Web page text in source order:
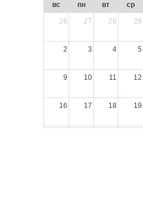
вс пн вт ср
26
27 28 29
2 3 4 5
9 10 11 12
16 17 18 19